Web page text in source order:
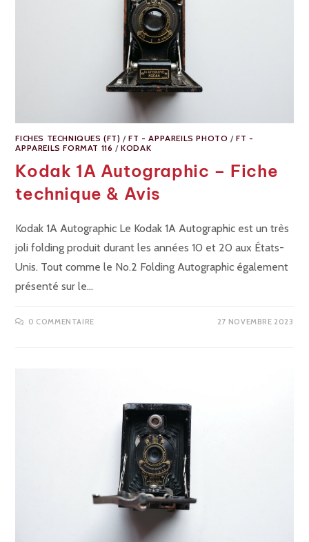
FICHES TECHNIQUES (FT) /FT - APPAREILS PHOTO /FT -
APPAREILS FORMAT 116 /KODAK
Kodak 1A Autographic – Fiche
technique & Avis
Kodak 1A Autographic Le Kodak 1A Autographic est un très
joli folding produit durant les années 10 et 20 aux États-
Unis. Tout comme le No.2 Folding Autographic également
présenté sur le…
0 COMMENTAIRE 27 NOVEMBRE 2023